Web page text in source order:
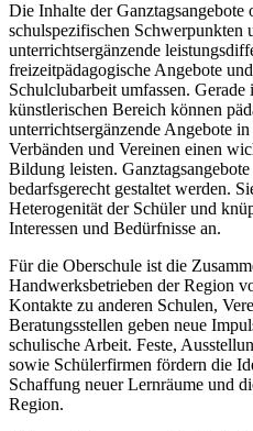
Die Inhalte der Ganztagsangebote
schulspezifischen Schwerpunkten
unterrichtsergänzende
freizeitpädagogische Angebote
Schulclubarbeit umfassen.
künstlerischen Bereich können
unterrichtsergänzende Angebote
Verbänden und Vereinen einen
Bildung leisten.
bedarfsgerecht gestaltet werden.
Heterogenität der Schüler und
Interessen und Bedürfnisse an.
Für die Oberschule ist die
Handwerksbetrieben der Region
Kontakte zu anderen Schulen,
Beratungsstellen geben neue
schulische Arbeit. Feste,
sowie Schülerfirmen fördern die
Schaffung neuer Lernräume und
Region.